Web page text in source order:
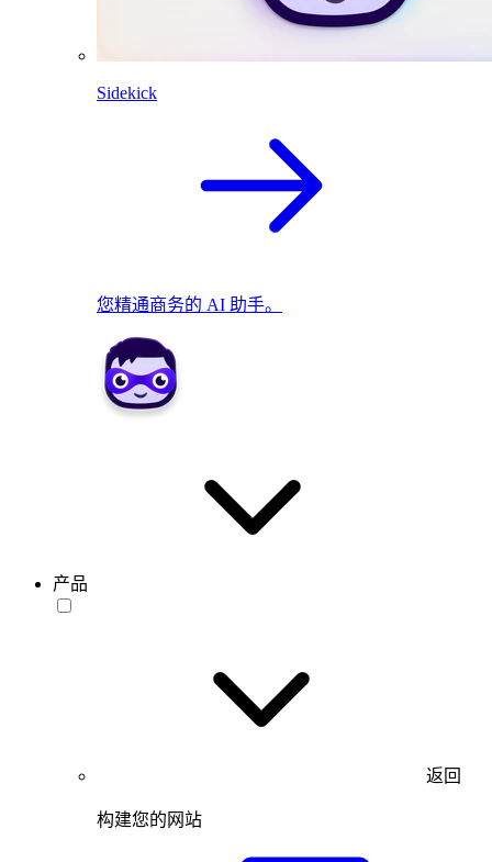
Sidekick
您精通商务的 AI 助手。
产品
返回
构建您的网站